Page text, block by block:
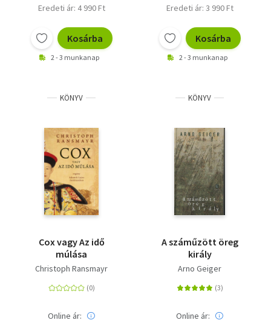
Eredeti ár: 4 990 Ft
Kosárba
2 - 3 munkanap
Eredeti ár: 3 990 Ft
Kosárba
2 - 3 munkanap
KÖNYV
Cox vagy Az idő
múlása
Christoph Ransmayr
Online ár:
KÖNYV
A száműzött öreg
király
Arno Geiger
Online ár: